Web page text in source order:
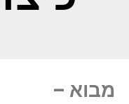
מבוא –